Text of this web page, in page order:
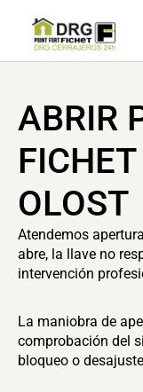
ABRIR
OLOST
Atendemos
abre, la llave no
intervención
La maniobra de
comprobación del
bloqueo o